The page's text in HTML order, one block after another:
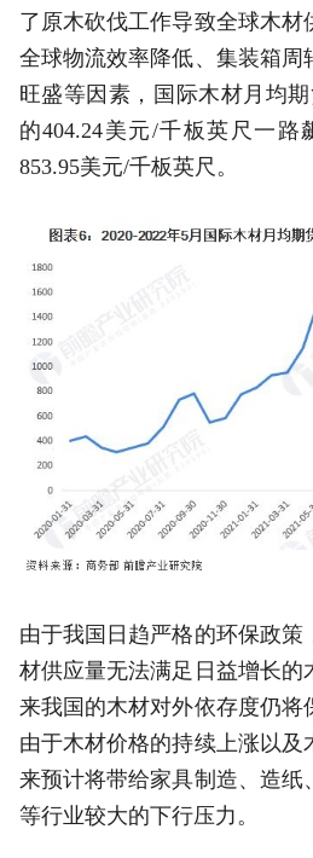
了原木砍伐工作导致全球木
全球物流效率降低、集装箱周
旺盛等因素，国际木材月均
的404.24美元/千板英尺一路
853.95美元/千板英尺。
由于我国日趋严格的环保政策
材供应量无法满足日益增长的
来我国的木材对外依存度仍将
由于木材价格的持续上涨以及
来预计将带给家具制造、造纸
等行业较大的下行压力。